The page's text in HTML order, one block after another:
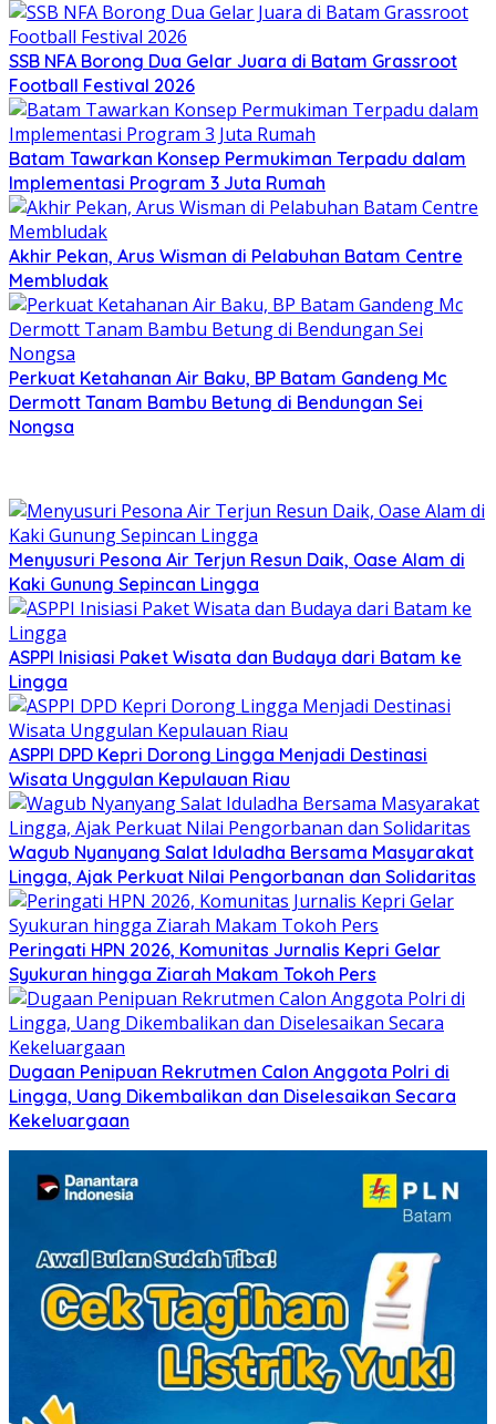
SSB NFA Borong Dua Gelar Juara di Batam Grassroot
Football Festival 2026
Batam Tawarkan Konsep Permukiman Terpadu dalam
Implementasi Program 3 Juta Rumah
Akhir Pekan, Arus Wisman di Pelabuhan Batam Centre
Membludak
Perkuat Ketahanan Air Baku, BP Batam Gandeng Mc
Dermott Tanam Bambu Betung di Bendungan Sei
Nongsa
Menyusuri Pesona Air Terjun Resun Daik, Oase Alam di
Kaki Gunung Sepincan Lingga
ASPPI Inisiasi Paket Wisata dan Budaya dari Batam ke
Lingga
ASPPI DPD Kepri Dorong Lingga Menjadi Destinasi
Wisata Unggulan Kepulauan Riau
Wagub Nyanyang Salat Iduladha Bersama Masyarakat
Lingga, Ajak Perkuat Nilai Pengorbanan dan Solidaritas
Peringati HPN 2026, Komunitas Jurnalis Kepri Gelar
Syukuran hingga Ziarah Makam Tokoh Pers
Dugaan Penipuan Rekrutmen Calon Anggota Polri di
Lingga, Uang Dikembalikan dan Diselesaikan Secara
Kekeluargaan